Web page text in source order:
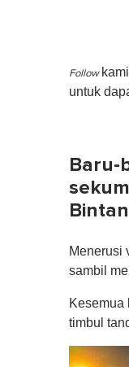
Follow
untuk
Baru-
Menerusi
sambil
Kesemua
timbul